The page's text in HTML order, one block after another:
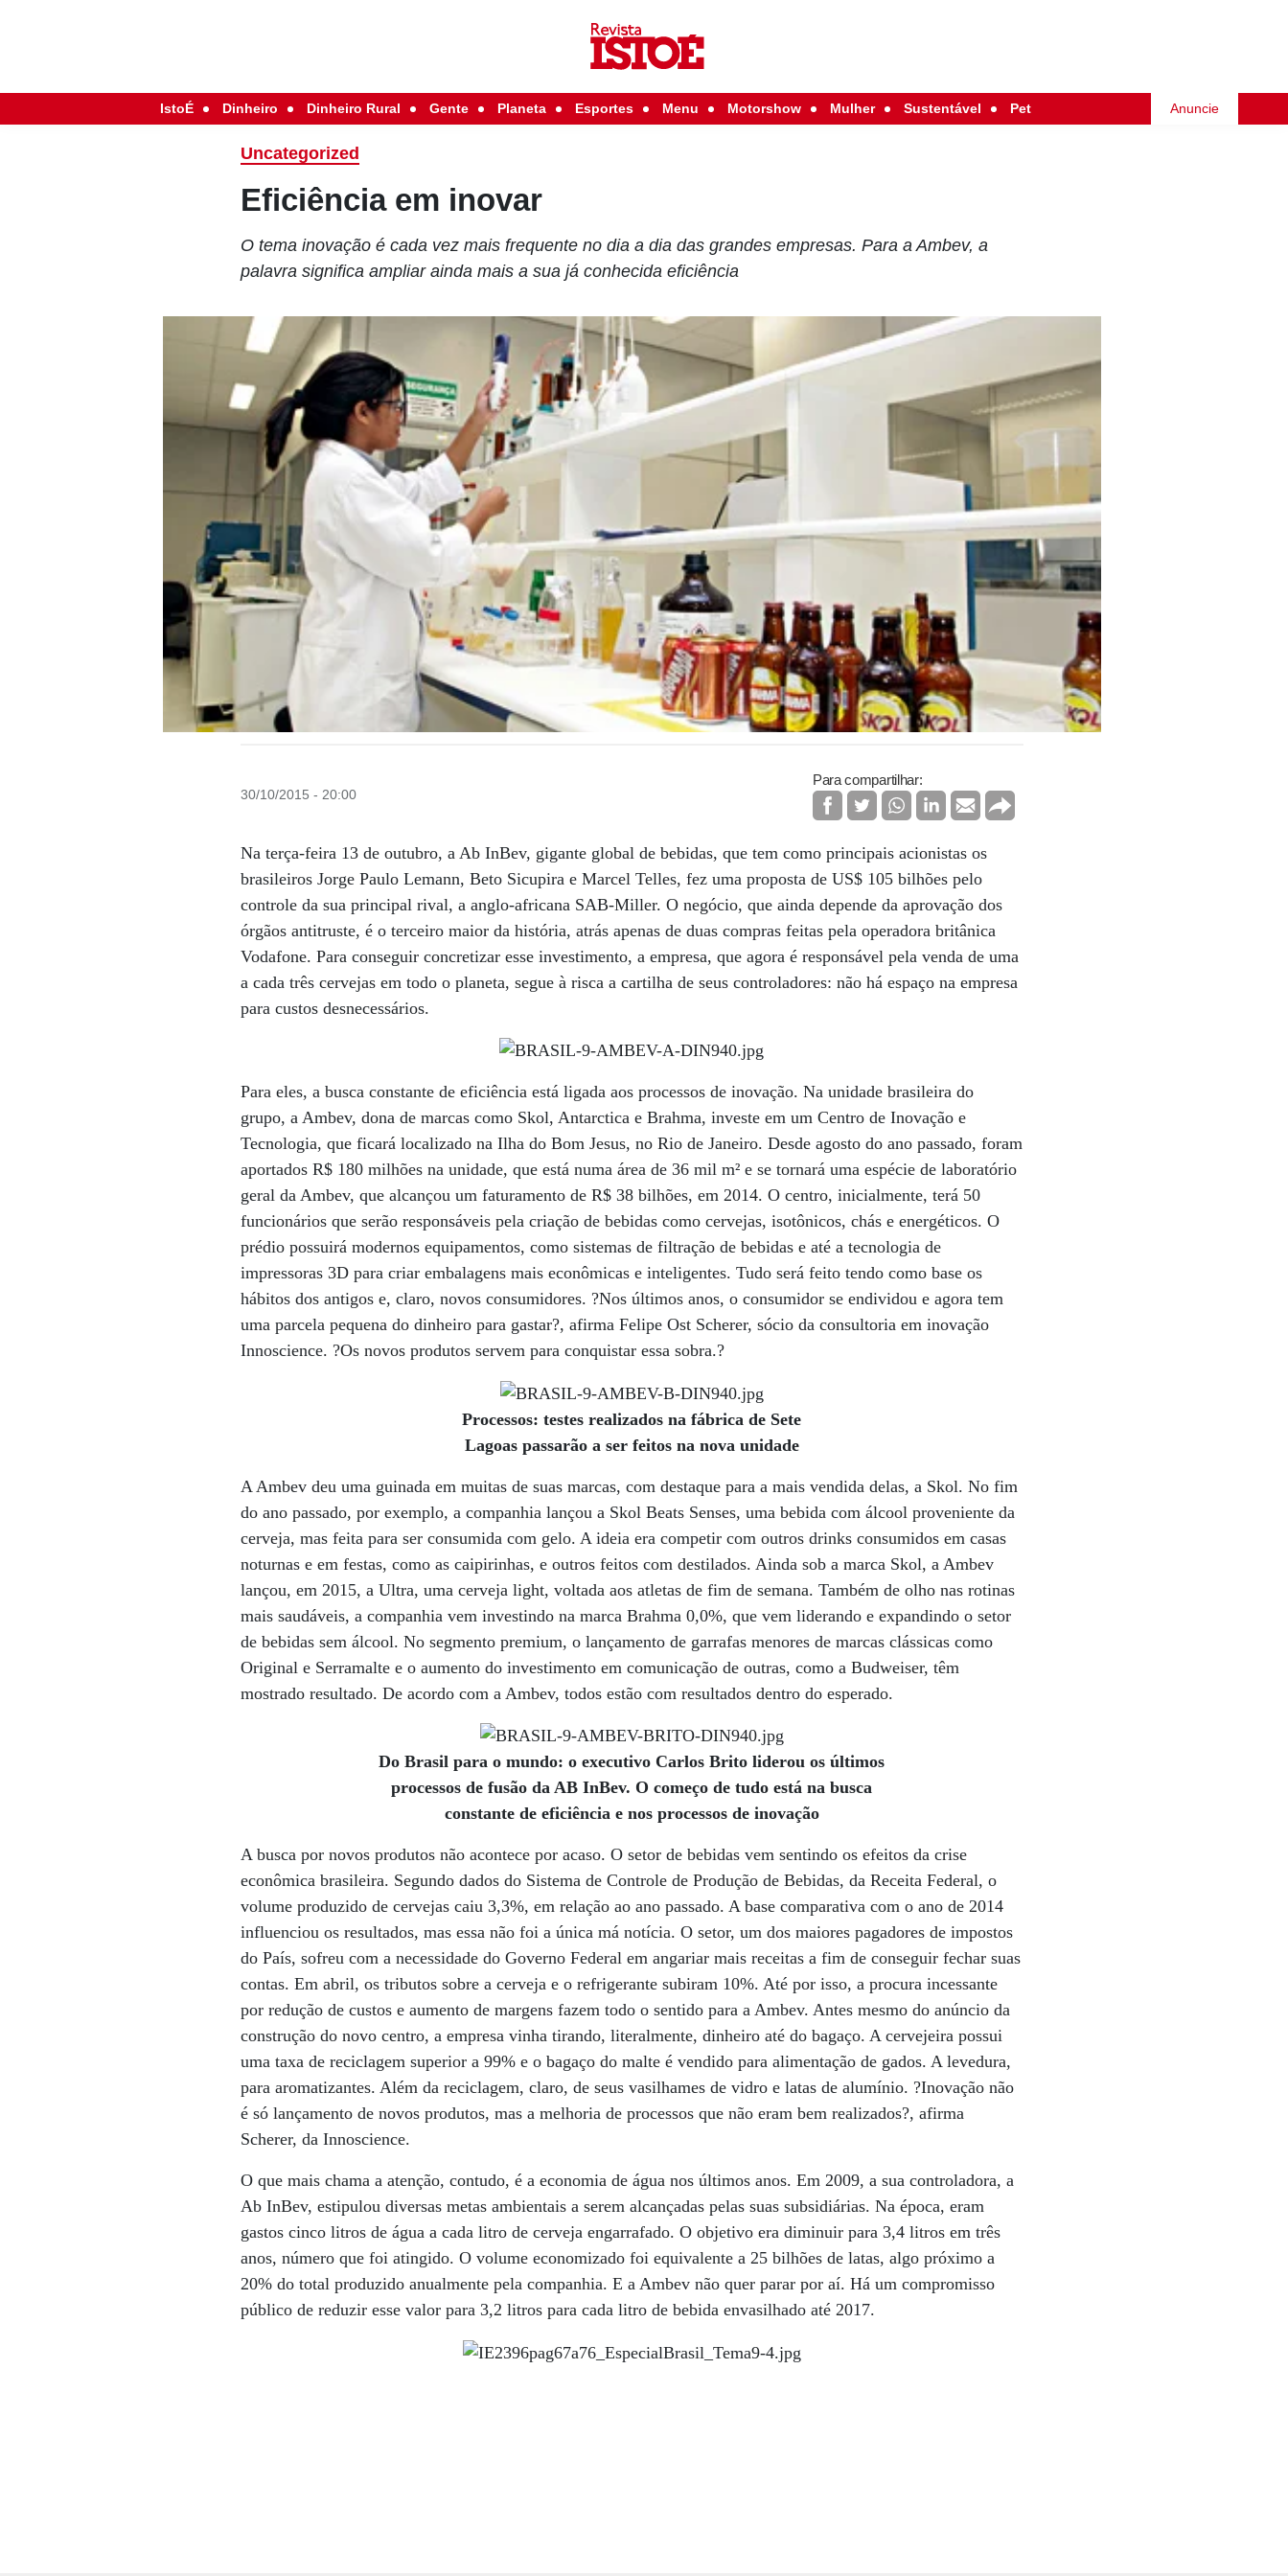
IstoÉ Dinheiro Dinheiro Rural Gente Planeta Esportes Menu Motorshow Mulher Sustentável Pet Anuncie
Uncategorized
Eficiência em inovar
O tema inovação é cada vez mais frequente no dia a dia das grandes empresas. Para a Ambev, a
palavra significa ampliar ainda mais a sua já conhecida eficiência
30/10/2015 - 20:00
Para compartilhar:
Na terça-feira 13 de outubro, a Ab InBev, gigante global de bebidas, que tem como principais acionistas os
brasileiros Jorge Paulo Lemann, Beto Sicupira e Marcel Telles, fez uma proposta de US$ 105 bilhões pelo
controle da sua principal rival, a anglo-africana SAB-Miller. O negócio, que ainda depende da aprovação dos
órgãos antitruste, é o terceiro maior da história, atrás apenas de duas compras feitas pela operadora britânica
Vodafone. Para conseguir concretizar esse investimento, a empresa, que agora é responsável pela venda de uma
a cada três cervejas em todo o planeta, segue à risca a cartilha de seus controladores: não há espaço na empresa
para custos desnecessários.
Para eles, a busca constante de eficiência está ligada aos processos de inovação. Na unidade brasileira do
grupo, a Ambev, dona de marcas como Skol, Antarctica e Brahma, investe em um Centro de Inovação e
Tecnologia, que ficará localizado na Ilha do Bom Jesus, no Rio de Janeiro. Desde agosto do ano passado, foram
aportados R$ 180 milhões na unidade, que está numa área de 36 mil m² e se tornará uma espécie de laboratório
geral da Ambev, que alcançou um faturamento de R$ 38 bilhões, em 2014. O centro, inicialmente, terá 50
funcionários que serão responsáveis pela criação de bebidas como cervejas, isotônicos, chás e energéticos. O
prédio possuirá modernos equipamentos, como sistemas de filtração de bebidas e até a tecnologia de
impressoras 3D para criar embalagens mais econômicas e inteligentes. Tudo será feito tendo como base os
hábitos dos antigos e, claro, novos consumidores. ?Nos últimos anos, o consumidor se endividou e agora tem
uma parcela pequena do dinheiro para gastar?, afirma Felipe Ost Scherer, sócio da consultoria em inovação
Innoscience. ?Os novos produtos servem para conquistar essa sobra.?
Processos: testes realizados na fábrica de Sete
Lagoas passarão a ser feitos na nova unidade
A Ambev deu uma guinada em muitas de suas marcas, com destaque para a mais vendida delas, a Skol. No fim
do ano passado, por exemplo, a companhia lançou a Skol Beats Senses, uma bebida com álcool proveniente da
cerveja, mas feita para ser consumida com gelo. A ideia era competir com outros drinks consumidos em casas
noturnas e em festas, como as caipirinhas, e outros feitos com destilados. Ainda sob a marca Skol, a Ambev
lançou, em 2015, a Ultra, uma cerveja light, voltada aos atletas de fim de semana. Também de olho nas rotinas
mais saudáveis, a companhia vem investindo na marca Brahma 0,0%, que vem liderando e expandindo o setor
de bebidas sem álcool. No segmento premium, o lançamento de garrafas menores de marcas clássicas como
Original e Serramalte e o aumento do investimento em comunicação de outras, como a Budweiser, têm
mostrado resultado. De acordo com a Ambev, todos estão com resultados dentro do esperado.
Do Brasil para o mundo: o executivo Carlos Brito liderou os últimos
processos de fusão da AB InBev. O começo de tudo está na busca
constante de eficiência e nos processos de inovação
A busca por novos produtos não acontece por acaso. O setor de bebidas vem sentindo os efeitos da crise
econômica brasileira. Segundo dados do Sistema de Controle de Produção de Bebidas, da Receita Federal, o
volume produzido de cervejas caiu 3,3%, em relação ao ano passado. A base comparativa com o ano de 2014
influenciou os resultados, mas essa não foi a única má notícia. O setor, um dos maiores pagadores de impostos
do País, sofreu com a necessidade do Governo Federal em angariar mais receitas a fim de conseguir fechar suas
contas. Em abril, os tributos sobre a cerveja e o refrigerante subiram 10%. Até por isso, a procura incessante
por redução de custos e aumento de margens fazem todo o sentido para a Ambev. Antes mesmo do anúncio da
construção do novo centro, a empresa vinha tirando, literalmente, dinheiro até do bagaço. A cervejeira possui
uma taxa de reciclagem superior a 99% e o bagaço do malte é vendido para alimentação de gados. A levedura,
para aromatizantes. Além da reciclagem, claro, de seus vasilhames de vidro e latas de alumínio. ?Inovação não
é só lançamento de novos produtos, mas a melhoria de processos que não eram bem realizados?, afirma
Scherer, da Innoscience.
O que mais chama a atenção, contudo, é a economia de água nos últimos anos. Em 2009, a sua controladora, a
Ab InBev, estipulou diversas metas ambientais a serem alcançadas pelas suas subsidiárias. Na época, eram
gastos cinco litros de água a cada litro de cerveja engarrafado. O objetivo era diminuir para 3,4 litros em três
anos, número que foi atingido. O volume economizado foi equivalente a 25 bilhões de latas, algo próximo a
20% do total produzido anualmente pela companhia. E a Ambev não quer parar por aí. Há um compromisso
público de reduzir esse valor para 3,2 litros para cada litro de bebida envasilhado até 2017.